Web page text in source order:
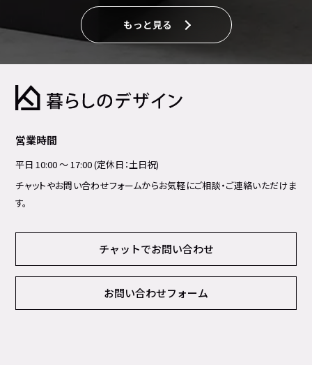
もっと見る
営業時間
平日 10:00 ～ 17:00 (定休日：土日祝)
チャットやお問い合わせフォームからお気軽にご相談・ご連絡いただけま
す。
チャットでお問い合わせ
お問い合わせフォーム